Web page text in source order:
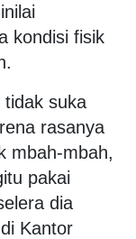
kondisi fisik
tidak suka
rasanya
mbah-mbah,
pakai
dia
Kantor